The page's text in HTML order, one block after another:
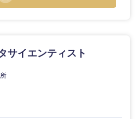
サイエンティスト